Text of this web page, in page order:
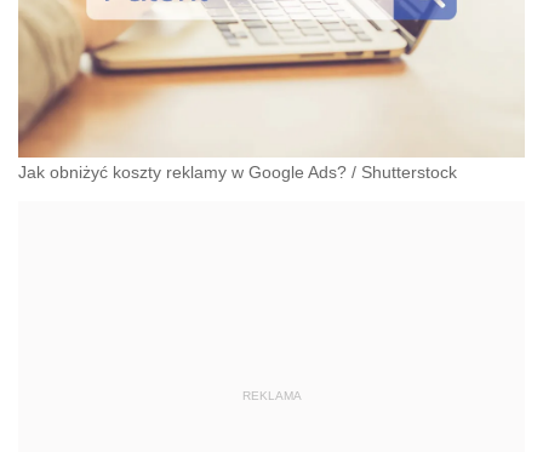
Jak obniżyć koszty reklamy w Google Ads? / Shutterstock